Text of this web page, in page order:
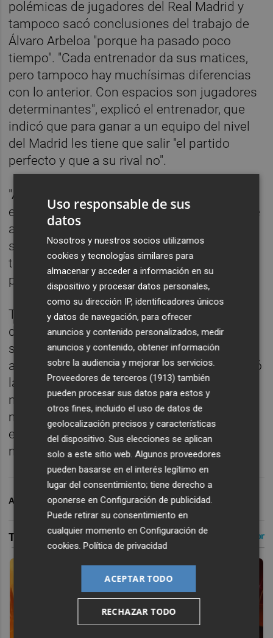
polémicas de jugadores del Real Madrid y
tampoco sacó conclusiones del trabajo de
Álvaro Arbeloa "porque ha pasado poco
tiempo". "Cada entrenador da sus matices,
pero tampoco hay muchísimas diferencias
con lo anterior. Con espacios son jugadores
determinantes", explicó el entrenador, que
indicó que para ganar a un equipo del nivel
del Madrid les tiene que salir "el partido
perfecto y que a su rival no".
"Además, tienes que ser eficaz porque si no
es imposible ganar", añadió el asturiano, que
avisó de que el Villarreal deberá "aumentar"
su nivel de los dos últimos partidos para
tener posibilidades de sumar los tres
puntos.
También explicó que es vital cuidar los
detalles, como "expulsiones o penaltis" que
se han repetido este curso en los partidos
ante los equipos grandes. Marcelino justificó
las salidas de Ilias y Solomon, y recordó que
no estaban disfrutando de minutos, y se
mostró abierto a reforzar el equipo si el club
encuentra un jugador que pueda elevar el
nivel.
ARCHIVADO EN VILLARREAL CF
Uso responsable de sus
datos
Nosotros y nuestros socios utilizamos
cookies y tecnologías similares para
almacenar y acceder a información en su
dispositivo y procesar datos personales,
como su dirección IP, identificadores únicos
y datos de navegación, para ofrecer
anuncios y contenido personalizados, medir
anuncios y contenido, obtener información
sobre la audiencia y mejorar los servicios.
Proveedores de terceros (1913) también
pueden procesar sus datos para estos y
otros fines, incluido el uso de datos de
geolocalización precisos y características
del dispositivo. Sus elecciones se aplican
solo a este sitio web. Algunos proveedores
pueden basarse en el interés legítimo en
lugar del consentimiento; tiene derecho a
oponerse enConfiguración de publicidad
Puede retirar su consentimiento en
cualquier momento enConfiguración de
cookies .Política de privacidad
ACEPTAR TODO
RECHAZAR TODO